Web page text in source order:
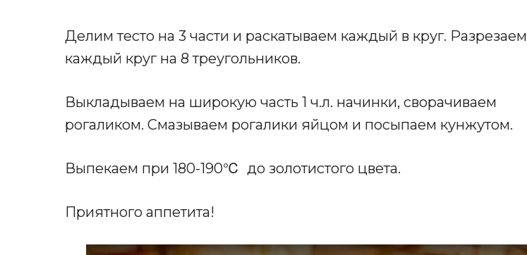
Делим тесто на 3 части и раскатываем каждый в круг. Разрезаем
каждый круг на 8 треугольников.
Выкладываем на широкую часть 1 ч.л. начинки, сворачиваем
рогаликом. Смазываем рогалики яйцом и посыпаем кунжутом.
Выпекаем при 180-190℃ до золотистого цвета.
Приятного аппетита!